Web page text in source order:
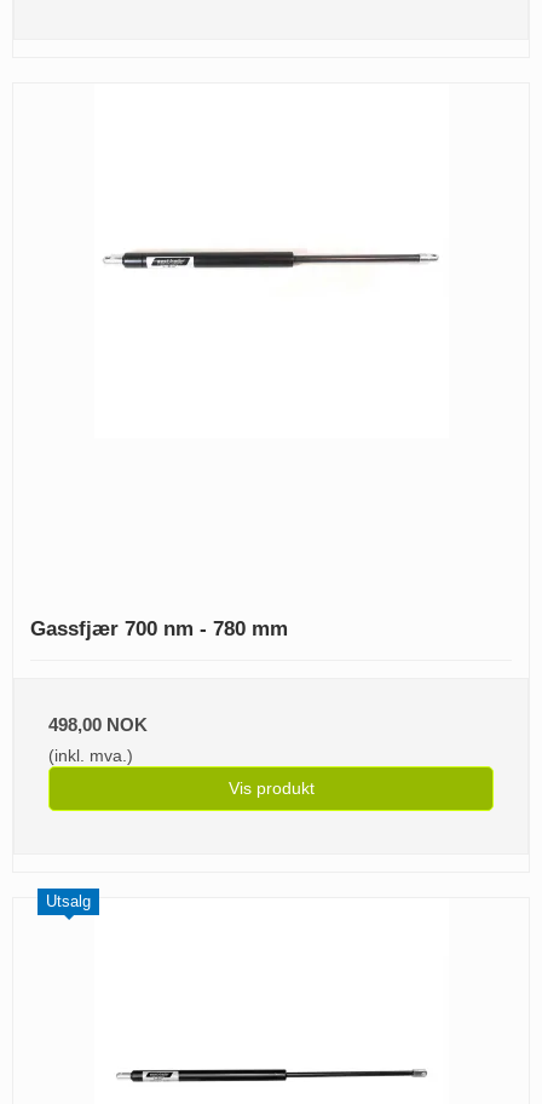
Gassfjær 700 nm - 780 mm
498,00 NOK
(inkl. mva.)
Vis produkt
Utsalg